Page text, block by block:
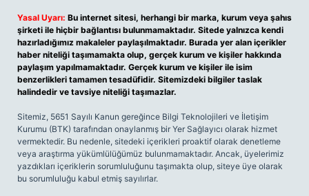
Yasal Uyarı: Bu internet sitesi, herhangi bir marka, kurum veya şahıs
şirketi ile hiçbir bağlantısı bulunmamaktadır. Sitede yalnızca kendi
hazırladığımız makaleler paylaşılmaktadır. Burada yer alan içerikler
haber niteliği taşımamakta olup, gerçek kurum ve kişiler hakkında
paylaşım yapılmamaktadır. Gerçek kurum ve kişiler ile isim
benzerlikleri tamamen tesadüfidir. Sitemizdeki bilgiler taslak
halindedir ve tavsiye niteliği taşımazlar.
Sitemiz, 5651 Sayılı Kanun gereğince Bilgi Teknolojileri ve İletişim
Kurumu (BTK) tarafından onaylanmış bir Yer Sağlayıcı olarak hizmet
vermektedir. Bu nedenle, sitedeki içerikleri proaktif olarak denetleme
veya araştırma yükümlülüğümüz bulunmamaktadır. Ancak, üyelerimiz
yazdıkları içeriklerin sorumluluğunu taşımakta olup, siteye üye olarak
bu sorumluluğu kabul etmiş sayılırlar.